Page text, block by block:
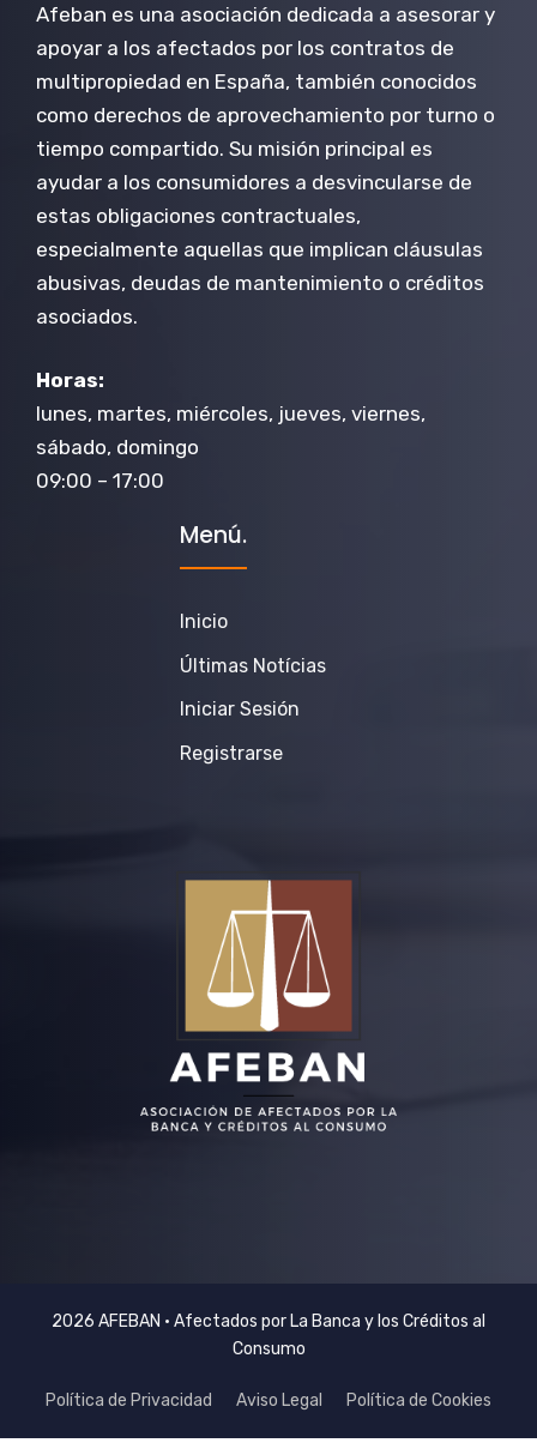
Afeban es una asociación dedicada a asesorar y
apoyar a los afectados por los contratos de
multipropiedad en España, también conocidos
como derechos de aprovechamiento por turno o
tiempo compartido. Su misión principal es
ayudar a los consumidores a desvincularse de
estas obligaciones contractuales,
especialmente aquellas que implican cláusulas
abusivas, deudas de mantenimiento o créditos
asociados.
Horas:
lunes, martes, miércoles, jueves, viernes,
sábado, domingo
09:00 – 17:00
Menú.
Inicio
Últimas Notícias
Iniciar Sesión
Registrarse
2026 AFEBAN • Afectados por La Banca y los Créditos al
Consumo
Política de Privacidad Aviso Legal Política de Cookies